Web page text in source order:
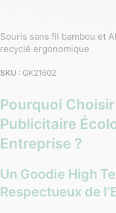
Souris sans fil bambou et
recyclé ergonomique
SKU : GK21602
Pourquoi
Publicitaire
Entreprise ?
Un Goodie High
Respectueux de